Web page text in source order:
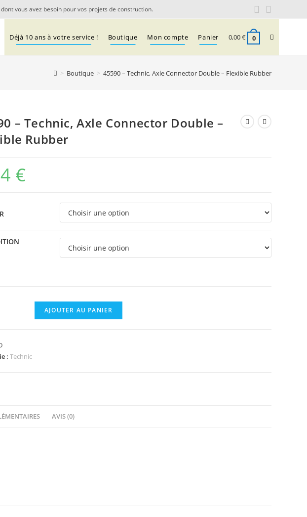
vous avez besoin pour vos projets de construction.
Déjà 10 ans à votre service ! Boutique Mon compte Panier 0,00€ 0 Toggle
website
> Boutique > 45590 – Technic, Axle Connector Double – Flexible Rubber
– Technic, Axle Connector Double –
Rubber
€
AJOUTER AU PANIER
: Technic
AVIS (0)